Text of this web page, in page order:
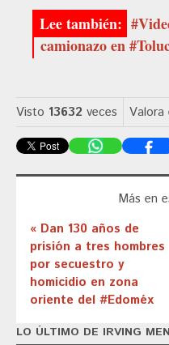
camionazo en
Visto 13632 veces Valora
Más en
« Dan 130 años de
prisión a tres hombres
por secuestro y
homicidio en zona
oriente del #Edoméx
LO ÚLTIMO DE IRVING